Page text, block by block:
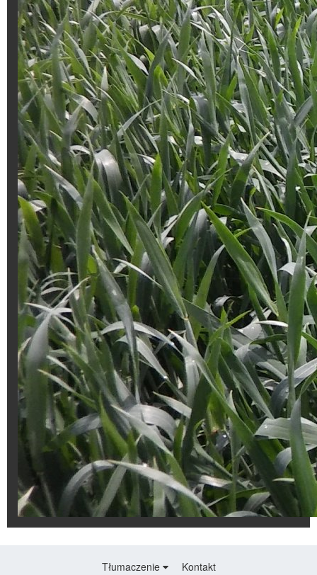
Tłumaczenie Kontakt